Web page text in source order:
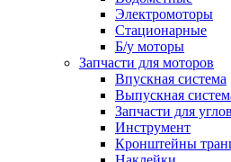
Электромоторы
Стационарные
Б/у моторы
Запчасти для моторов
Впускная система
Выпускная
Запчасти для
Инструмент
Кронштейны